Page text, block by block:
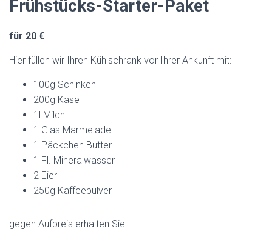
Frühstücks-Starter-Paket
für 20 €
Hier füllen wir Ihren Kühlschrank vor Ihrer Ankunft mit:
100g Schinken
200g Käse
1l Milch
1 Glas Marmelade
1 Päckchen Butter
1 Fl. Mineralwasser
2 Eier
250g Kaffeepulver
gegen Aufpreis erhalten Sie: